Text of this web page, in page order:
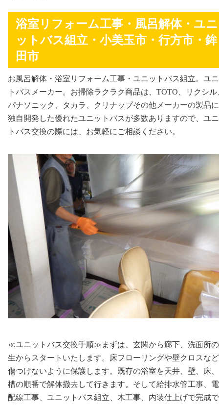
浴室リフォーム工事・風呂解体・ユニ
ットバス組立・小美玉市・行方市・鉾
田市
お風呂解体・浴室リフォーム工事・ユニットバス組立。ユ
トバスメーカー。お掃除ラクラク商品は、TOTO、リクシル
パナソニック、タカラ、クリナップその他メーカーの製品
独自開発した優れたユニットバスが多数ありますので、ユ
トバス交換の際には、お気軽にご相談ください。
≪ユニットバス交換手順≫まずは、玄関から廊下、洗面所
生からスタートいたします。床フローリングや壁クロスな
傷つけないように保護します。既存の浴室を天井、壁、床
槽の順番で解体撤去して行きます。そして給排水管工事、
配線工事、ユニットバス組立、木工事、内装仕上げで完成で